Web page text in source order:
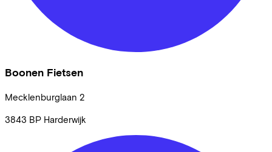
Boonen Fietsen
Mecklenburglaan 2
3843 BP Harderwijk